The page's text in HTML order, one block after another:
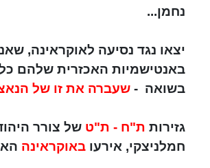
נחמן...
יצאו נגד נסיעה לאוקראינה,
באנטישמיות האכזרית שלהם
בשואה - שעברה את זו של
גזירות ת"ח - ת"ט של צורר
חמלניצקי, אירעו באוקראינה